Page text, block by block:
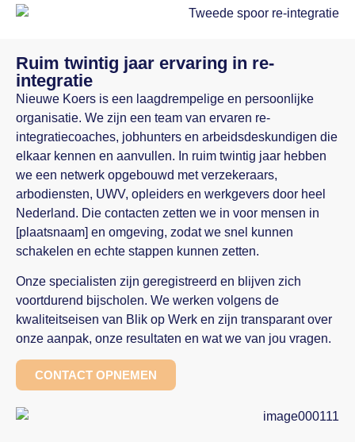
Ruim twintig jaar ervaring in re-
integratie
Nieuwe Koers is een laagdrempelige en persoonlijke
organisatie. We zijn een team van ervaren re-
integratiecoaches, jobhunters en arbeidsdeskundigen die
elkaar kennen en aanvullen. In ruim twintig jaar hebben
we een netwerk opgebouwd met verzekeraars,
arbodiensten, UWV, opleiders en werkgevers door heel
Nederland. Die contacten zetten we in voor mensen in
[plaatsnaam] en omgeving, zodat we snel kunnen
schakelen en echte stappen kunnen zetten.
Onze specialisten zijn geregistreerd en blijven zich
voortdurend bijscholen. We werken volgens de
kwaliteitseisen van Blik op Werk en zijn transparant over
onze aanpak, onze resultaten en wat we van jou vragen.
CONTACT OPNEMEN